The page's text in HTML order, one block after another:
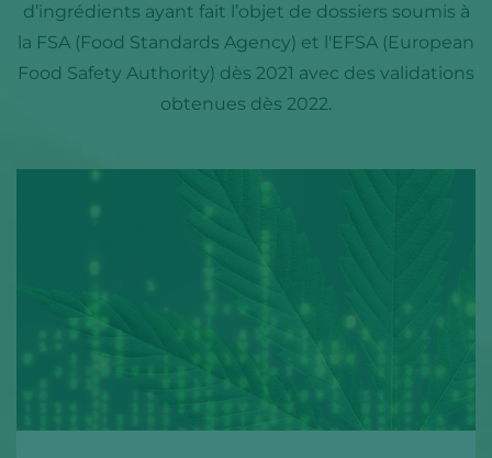
d’ingrédients ayant fait l’objet de dossiers soumis à
la FSA (Food Standards Agency) et l'EFSA (European
Food Safety Authority) dès 2021 avec des validations
obtenues dès 2022.